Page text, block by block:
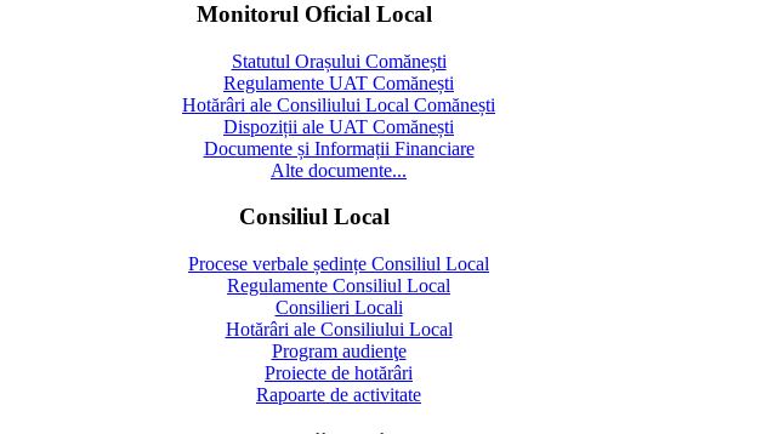
Monitorul Oficial Local
Statutul Orașului Comănești
Regulamente UAT Comănești
Hotărâri ale Consiliului Local Comănești
Dispoziții ale UAT Comănești
Documente și Informații Financiare
Alte documente...
Consiliul Local
Procese verbale ședințe Consiliul Local
Regulamente Consiliul Local
Consilieri Locali
Hotărâri ale Consiliului Local
Program audienţe
Proiecte de hotărâri
Rapoarte de activitate